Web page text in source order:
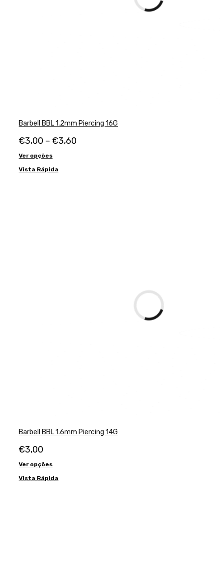
Barbell BBL 1.2mm Piercing 16G
€3,00 – €3,60
Ver opções
Vista Rápida
Barbell BBL 1.6mm Piercing 14G
€3,00
Ver opções
Vista Rápida